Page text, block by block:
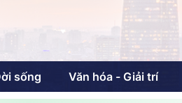
sống Văn hóa - Giải trí